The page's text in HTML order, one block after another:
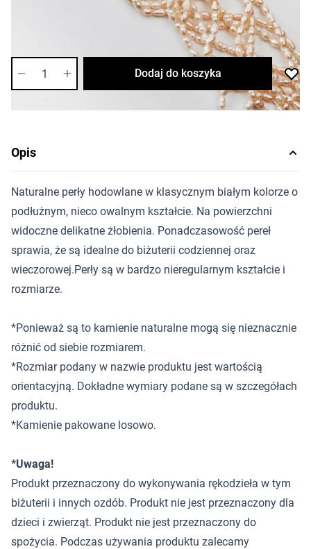
Dostępność:średnia
Dodaj do koszyka
Opis
Naturalne perły hodowlane w klasycznym białym kolorze o
podłużnym, nieco owalnym kształcie. Na powierzchni
widoczne delikatne żłobienia. Ponadczasowość pereł
sprawia, że są idealne do biżuterii codziennej oraz
wieczorowej.Perły są w bardzo nieregularnym kształcie i
rozmiarze.
*Ponieważ są to kamienie naturalne mogą się nieznacznie
różnić od siebie rozmiarem.
*Rozmiar podany w nazwie produktu jest wartością
orientacyjną. Dokładne wymiary podane są w szczegółach
produktu.
*Kamienie pakowane losowo.
*Uwaga!
Produkt przeznaczony do wykonywania rękodzieła w tym
biżuterii i innych ozdób. Produkt nie jest przeznaczony dla
dzieci i zwierząt. Produkt nie jest przeznaczony do
spożycia. Podczas używania produktu zalecamy